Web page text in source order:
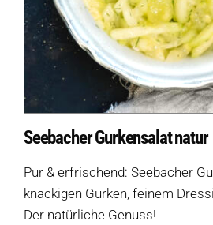
Seebacher Gurkensalat natur
Pur & erfrischend: Seebacher
knackigen Gurken, feinem
Der natürliche Genuss!